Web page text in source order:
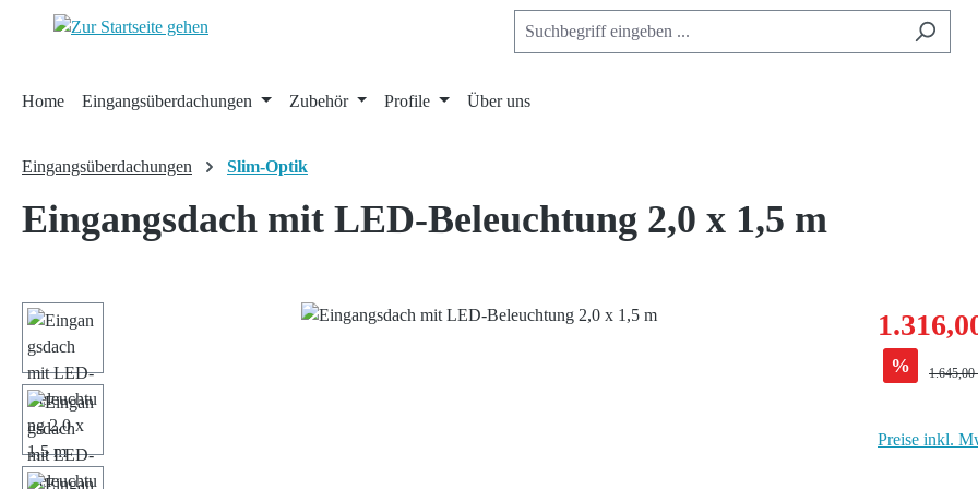
Hauptinhalt springen
Zur Suche springen
Zur Hauptnavigation springen
Home Eingangsüberdachungen Zubehör Profile Über uns
Eingangsüberdachungen Slim-Optik
Eingangsdach mit LED-Beleuchtung 2,0 x 1,5 m
Bildergalerie überspringen
% 1.645,00
Preise inkl.